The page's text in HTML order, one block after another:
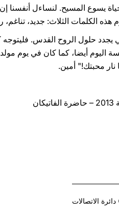
المسيح. لنساءل أنفسنا إن
هذه الكلمات الثلاث: جديد، تناغم،
يجدد حلول الروح القدس.
اليوم أيضا، كما كان في يوم
نار محبتك!" أمين.